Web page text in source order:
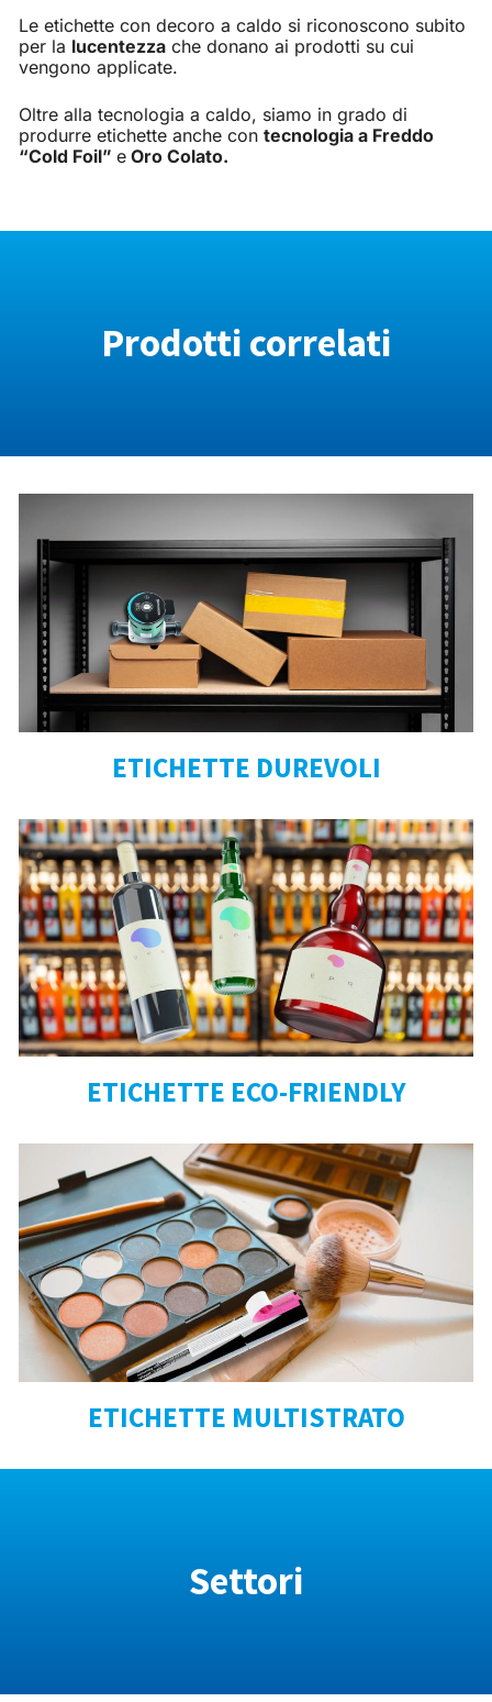
Le etichette con decoro a caldo si riconoscono subito
per la lucentezza che donano ai prodotti su cui
vengono applicate.
Oltre alla tecnologia a caldo, siamo in grado di
produrre etichette anche con tecnologia a Freddo
“Cold Foil” e Oro Colato.
Prodotti correlati
ETICHETTE MULTISTRATO
ETICHETTE ECO-FRIENDLY
ETICHETTE DUREVOLI
Settori